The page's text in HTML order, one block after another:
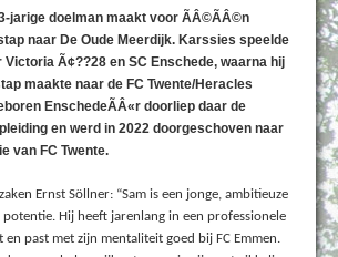
jarige doelman maakt voor ÃÂ©ÃÂ©n
naar De Oude Meerdijk. Karssies speelde
Victoria Ã¢??28 en SC Enschede, waarna hij
maakte naar de FC Twente/Heracles
EnschedeÃÂ«r doorliep daar de
en werd in 2022 doorgeschoven naar
van FC Twente.
Ernst Söllner: “Sam is een jonge, ambitieuze
Hij heeft jarenlang in een professionele
en past met zijn mentaliteit goed bij FC Emmen.